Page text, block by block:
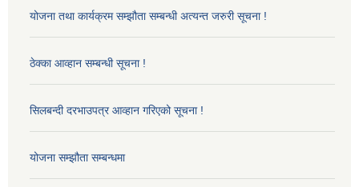
योजना तथा कार्यक्रम सम्झौता सम्बन्धी अत्यन्त जरुरी सूचना !
ठेक्का आव्हान सम्बन्धी सूचना !
सिलबन्दी दरभाउपत्र आव्हान गरिएको सूचना !
योजना सम्झौता सम्बन्धमा